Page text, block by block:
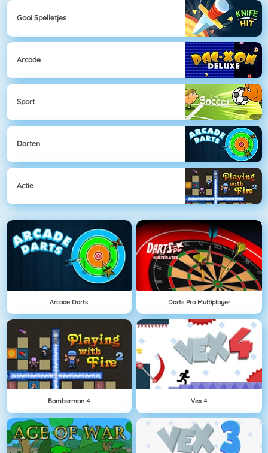
Gooi Spelletjes
Arcade
Sport
Darten
Actie
Arcade Darts Darts Pro Multiplayer
Bomberman 4 Vex 4